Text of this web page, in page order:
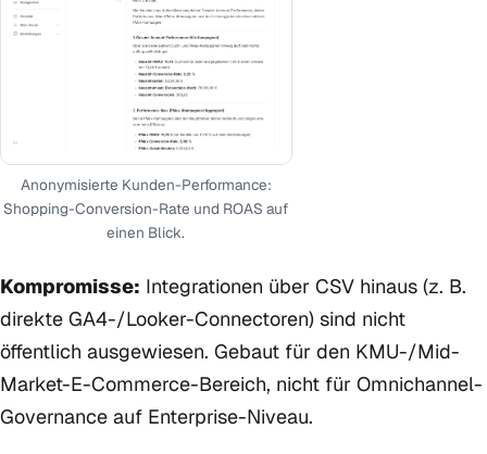
Anonymisierte Kunden-Performance:
Shopping-Conversion-Rate und ROAS auf
einen Blick.
Kompromisse: Integrationen über CSV hinaus (z. B.
direkte GA4-/Looker-Connectoren) sind nicht
öffentlich ausgewiesen. Gebaut für den KMU-/Mid-
Market-E-Commerce-Bereich, nicht für Omnichannel-
Governance auf Enterprise-Niveau.